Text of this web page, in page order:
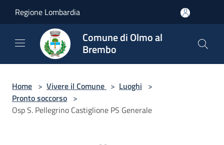
Regione Lombardia
Comune di Olmo al
Brembo
Home > Vivere il Comune > Luoghi >
Pronto soccorso >
Osp S. Pellegrino Castiglione PS Generale